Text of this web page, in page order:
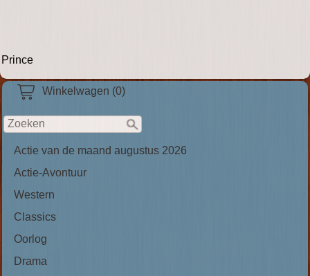
Winkelwagen (0)
Actie van de maand augustus 2026
Actie-Avontuur
Western
Classics
Oorlog
Drama
Prince